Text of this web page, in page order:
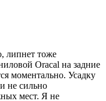
липнет тоже
Oracal на задние
моментально. Усадку
не сильно
мест. Я не